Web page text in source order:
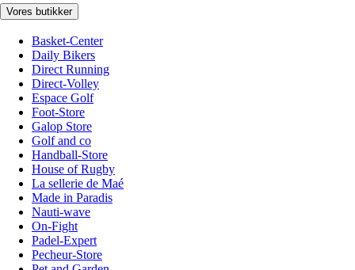
Vores butikker
Basket-Center
Daily Bikers
Direct Running
Direct-Volley
Espace Golf
Foot-Store
Galop Store
Golf and co
Handball-Store
House of Rugby
La sellerie de Maé
Made in Paradis
Nauti-wave
On-Fight
Padel-Expert
Pecheur-Store